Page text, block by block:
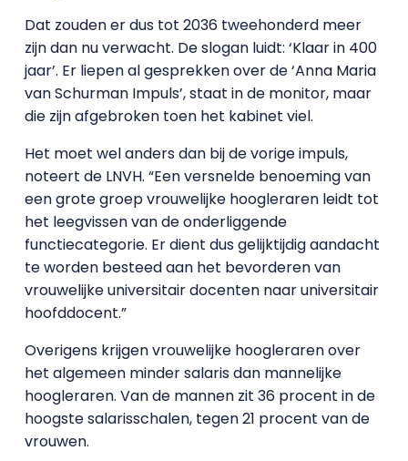
Dat zouden er dus tot 2036 tweehonderd meer
zijn dan nu verwacht. De slogan luidt: ‘Klaar in 400
jaar’. Er liepen al gesprekken over de ‘Anna Maria
van Schurman Impuls’, staat in de monitor, maar
die zijn afgebroken toen het kabinet viel.
Het moet wel anders dan bij de vorige impuls,
noteert de LNVH. “Een versnelde benoeming van
een grote groep vrouwelijke hoogleraren leidt tot
het leegvissen van de onderliggende
functiecategorie. Er dient dus gelijktijdig aandacht
te worden besteed aan het bevorderen van
vrouwelijke universitair docenten naar universitair
hoofddocent.”
Overigens krijgen vrouwelijke hoogleraren over
het algemeen minder salaris dan mannelijke
hoogleraren. Van de mannen zit 36 procent in de
hoogste salarisschalen, tegen 21 procent van de
vrouwen.